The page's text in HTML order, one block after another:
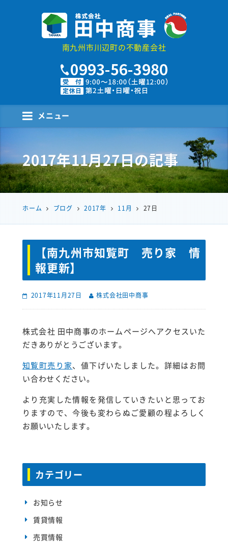
株式会社田中商事南九州市川辺町の不動産会社
メニュー
2017年11月27日の記事
ホーム ブログ 2017年 11月 27日
【南九州市知覧町 売り家 情
報更新】
2017年11月27日 株式会社田中商事
株式会社 田中商事のホームページへアクセスいた
だきありがとうございます。
知覧町売り家、値下げいたしました。詳細はお問
い合わせください。
より充実した情報を発信していきたいと思ってお
りますので、今後も変わらぬご愛顧の程よろしく
お願いいたします。
カテゴリー
お知らせ
賃貸情報
売買情報